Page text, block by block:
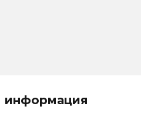
информация